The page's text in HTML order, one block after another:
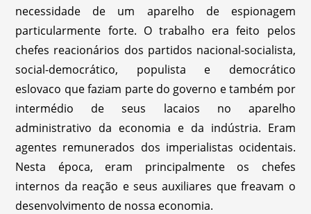
necessidade de um aparelho de espionagem
particularmente forte. O trabalho era feito pelos
chefes reacionários dos partidos nacional-socialista,
social-democrático, populista e democrático
eslovaco que faziam parte do governo e também por
intermédio de seus lacaios no aparelho
administrativo da economia e da indústria. Eram
agentes remunerados dos imperialistas ocidentais.
Nesta época, eram principalmente os chefes
internos da reação e seus auxiliares que freavam o
desenvolvimento de nossa economia.